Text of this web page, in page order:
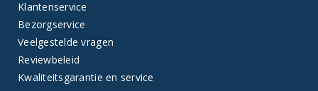
Klantenservice
Bezorgservice
Veelgestelde vragen
Reviewbeleid
Kwaliteitsgarantie en service